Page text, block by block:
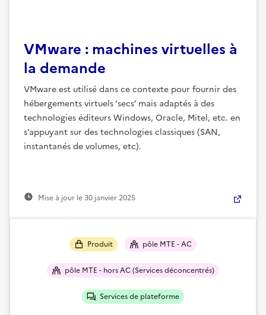
VMware : machines virtuelles à
la demande
VMware est utilisé dans ce contexte pour fournir des
hébergements virtuels ’secs’ mais adaptés à des
technologies éditeurs Windows, Oracle, Mitel, etc. en
s’appuyant sur des technologies classiques (SAN,
instantanés de volumes, etc).
Mise à jour le30 janvier 2025
Produit pôle MTE - AC
pôle MTE - hors AC (Services déconcentrés)
Services de plateforme